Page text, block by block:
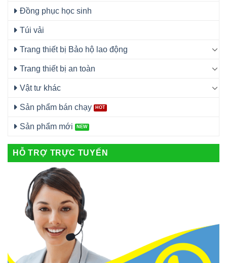
Đồng phục học sinh
Túi vải
Trang thiết bị Bảo hộ lao động
Trang thiết bị an toàn
Vật tư khác
Sản phẩm bán chạy
Sản phẩm mới
HỖ TRỢ TRỰC TUYẾN